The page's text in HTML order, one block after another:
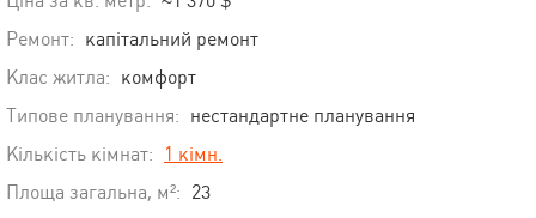
Ремонт: капітальний ремонт
Клас житла: комфорт
Типове планування: нестандартне планування
Кількість кімнат:
1 кімн.
Площа загальна, м²: 23